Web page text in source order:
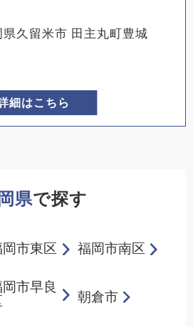
久留米市 田主丸町豊城
細はこちら
県で探す
市東区 福岡市南区
市早良
朝倉市